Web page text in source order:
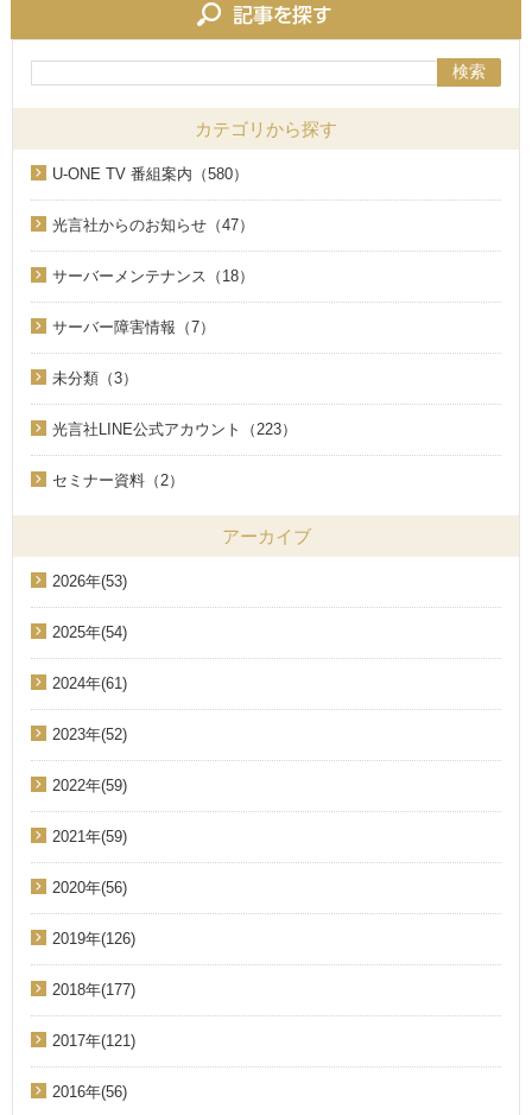
検索
カテゴリから探す
U-ONE TV 番組案内（580）
光言社からのお知らせ（47）
サーバーメンテナンス（18）
サーバー障害情報（7）
未分類（3）
光言社LINE公式アカウント（223）
セミナー資料（2）
アーカイブ
2026年(53)
2025年(54)
2024年(61)
2023年(52)
2022年(59)
2021年(59)
2020年(56)
2019年(126)
2018年(177)
2017年(121)
2016年(56)